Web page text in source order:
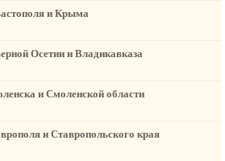
и Крыма
Осетии и Владикавказа
и Смоленской области
и Ставропольского края